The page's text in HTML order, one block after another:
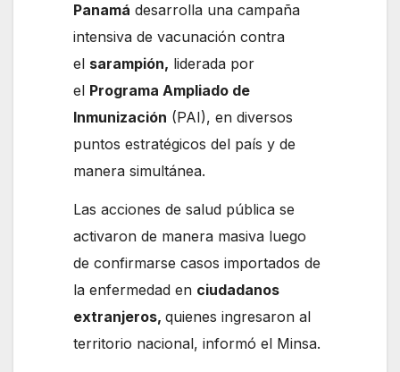
Panamá desarrolla una campaña
intensiva de vacunación contra
el sarampión, liderada por
el Programa Ampliado de
Inmunización (PAI), en diversos
puntos estratégicos del país y de
manera simultánea.
Las acciones de salud pública se
activaron de manera masiva luego
de confirmarse casos importados de
la enfermedad en ciudadanos
extranjeros,quienes ingresaron al
territorio nacional, informó el Minsa.